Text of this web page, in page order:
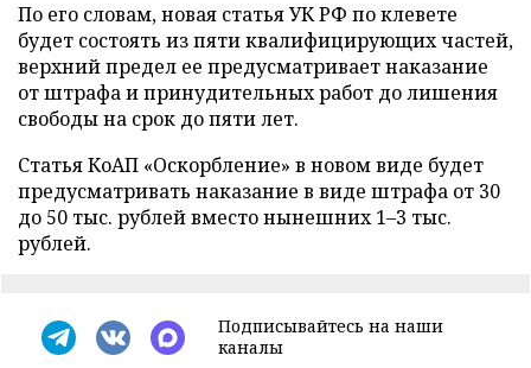
По его словам, новая статья УК РФ по клевете
будет состоять из пяти квалифицирующих частей,
верхний предел ее предусматривает наказание
от штрафа и принудительных работ до лишения
свободы на срок до пяти лет.
Статья КоАП «Оскорбление» в новом виде будет
предусматривать наказание в виде штрафа от 30
до 50 тыс. рублей вместо нынешних 1–3 тыс.
рублей.
Подписывайтесь на наши
каналы